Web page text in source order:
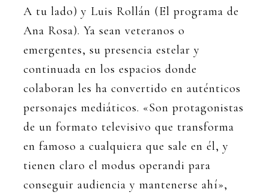
A tu lado) y Luis Rollán (El programa de
Ana Rosa). Ya sean veteranos o
emergentes, su presencia estelar y
continuada en los espacios donde
colaboran les ha convertido en auténticos
personajes mediáticos. «Son protagonistas
de un formato televisivo que transforma
en famoso a cualquiera que sale en él, y
tienen claro el modus operandi para
conseguir audiencia y mantenerse ahí»,